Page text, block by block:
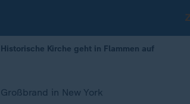
Historische Kirche geht in Flammen auf
Großbrand in New York